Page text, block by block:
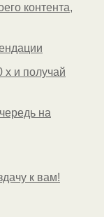
контента,
х и получай
на
к вам!